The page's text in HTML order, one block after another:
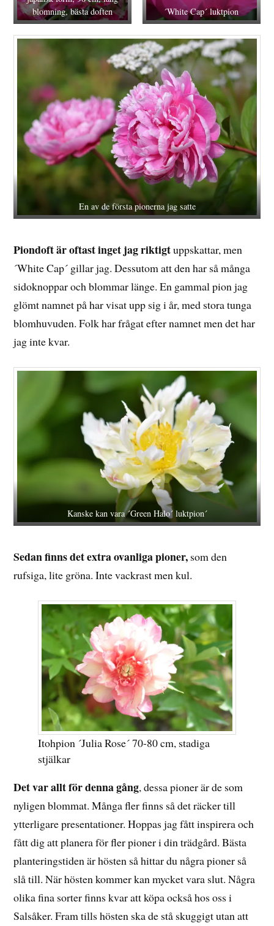
blomning, bästa doften
´White Cap´ luktpion
En av de första pionerna jag satte
Piondoft är oftast inget jag riktigtuppskattar, men
´White Cap´ gillar jag. Dessutom att den har så många
sidoknoppar och blommar länge. En gammal pion jag
glömt namnet på har visat upp sig i år, med stora tunga
blomhuvuden. Folk har frågat efter namnet men det har
jag inte kvar.
Kanske kan vara ´Green Halo´ luktpion´
Sedan finns det extra ovanliga pioner, som den
rufsiga, lite gröna. Inte vackrast men kul.
Itohpion ´Julia Rose´ 70-80 cm, stadiga
stjälkar
Det var allt för denna gång, dessa pioner är de som
nyligen blommat. Många fler finns så det räcker till
ytterligare presentationer. Hoppas jag fått inspirera och
fått dig att planera för fler pioner i din trädgård. Bästa
planteringstiden är hösten så hittar du några pioner så
slå till. När hösten kommer kan mycket vara slut. Några
olika fina sorter finns kvar att köpa också hos oss i
Salsåker. Fram tills hösten ska de stå skuggigt utan att